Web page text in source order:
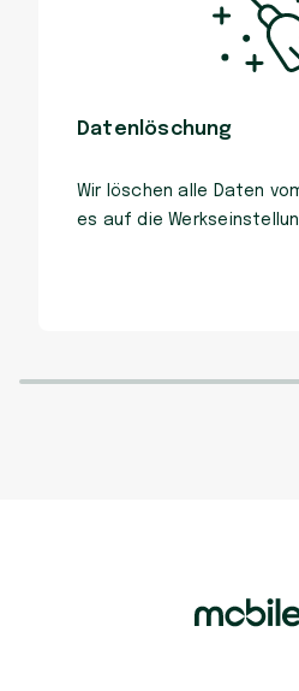
Datenlöschung
Wir löschen alle Daten
es auf die